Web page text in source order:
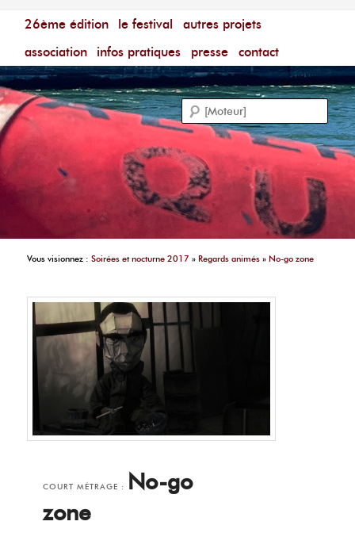
Menu principal
aller au contenu principal
aller au contenu secondaire
26ème édition le festival
autres projets
association
infos pratiques presse contact
Festival du Film Court Francophone – [Un poing c'est
Vous visionnez :Soirées et nocturne 2017 »Regards animés »No-go zone
COURT MÉTRAGE :
No-go
zone